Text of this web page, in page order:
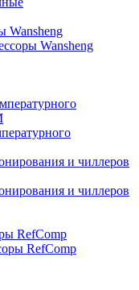
Wansheng
Wansheng
и чиллеров
и чиллеров
RefComp
RefComp